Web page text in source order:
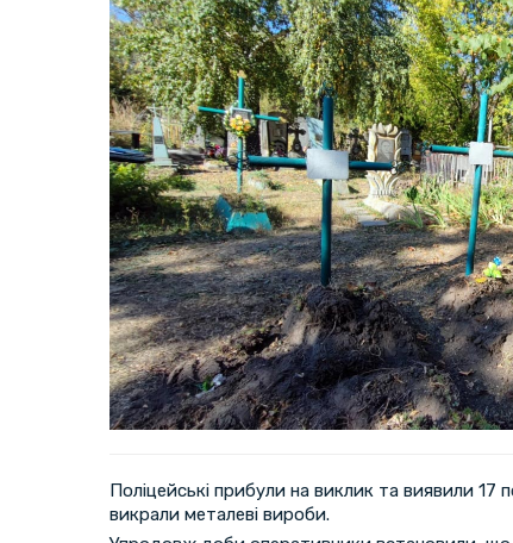
Поліцейські прибули на виклик та виявили
викрали металеві вироби.